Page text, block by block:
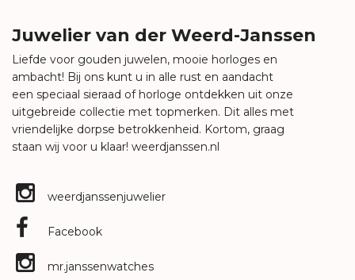
Juwelier van der Weerd-Janssen
Liefde voor gouden juwelen, mooie horloges en
ambacht! Bij ons kunt u in alle rust en aandacht
een speciaal sieraad of horloge ontdekken uit onze
uitgebreide collectie met topmerken. Dit alles met
vriendelijke dorpse betrokkenheid. Kortom, graag
staan wij voor u klaar! weerdjanssen.nl
weerdjanssenjuwelier
Facebook
mr.janssenwatches